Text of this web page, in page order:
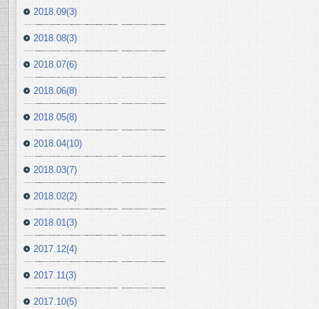
2018.09(3)
2018.08(3)
2018.07(6)
2018.06(8)
2018.05(8)
2018.04(10)
2018.03(7)
2018.02(2)
2018.01(3)
2017.12(4)
2017.11(3)
2017.10(5)